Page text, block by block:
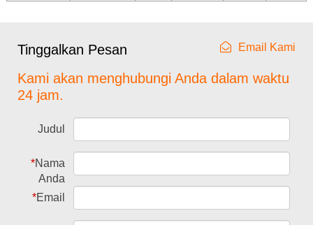
Tinggalkan Pesan Email Kami
Kami akan menghubungi Anda dalam waktu
24 jam.
Judul
*Nama
Anda
*Email